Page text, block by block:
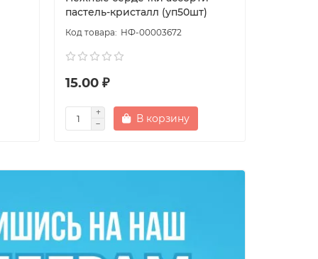
пастель-кристалл (уп50шт)
НФ-00003672
15.00 ₽
В корзину